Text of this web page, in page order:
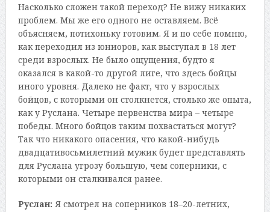
Насколько сложен такой переход? Не вижу никаких
проблем. Мы же его одного не оставляем. Всё
объясняем, потихоньку готовим. Я и по себе помню,
как переходил из юниоров, как выступал в 18 лет
среди взрослых. Не было ощущения, будто я
оказался в какой-то другой лиге, что здесь бойцы
иного уровня. Далеко не факт, что у взрослых
бойцов, с которыми он столкнется, столько же опыта,
как у Руслана. Четыре первенства мира – четыре
победы. Много бойцов таким похвастаться могут?
Так что никакого опасения, что какой-нибудь
двадцативосьмилетний мужик будет представлять
для Руслана угрозу большую, чем соперники, с
которыми он сталкивался ранее.
Руслан: Я смотрел на соперников 18–20-летних,